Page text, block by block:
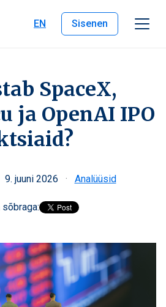
EN
Sisenen
SpaceX,
ja OpenAI IPO
9. juuni 2026 · Analüüsid